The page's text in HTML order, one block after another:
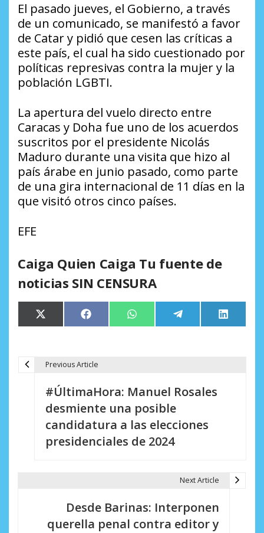
El pasado jueves, el Gobierno, a través
de un comunicado, se manifestó a favor
de Catar y pidió que cesen las críticas a
este país, el cual ha sido cuestionado por
políticas represivas contra la mujer y la
población LGBTI.
La apertura del vuelo directo entre
Caracas y Doha fue uno de los acuerdos
suscritos por el presidente Nicolás
Maduro durante una visita que hizo al
país árabe en junio pasado, como parte
de una gira internacional de 11 días en la
que visitó otros cinco países.
EFE
Caiga Quien Caiga Tu fuente de
noticias SIN CENSURA
Compartir
en
X
(Twitter)
Compartir
en
Facebook Compartir
en
WhatsApp Compartir
en
Telegram
en
LinkedIn
Previous Article
#ÚltimaHora: Manuel Rosales
desmiente una posible
candidatura a las elecciones
presidenciales de 2024
Next Article
Desde Barinas: Interponen
querella penal contra editor y